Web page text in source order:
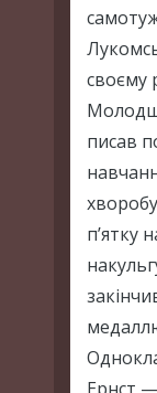
своєму
писав
п’ятку